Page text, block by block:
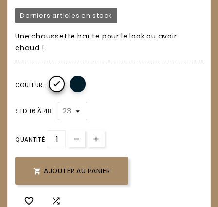
Derniers articles en stock
Une chaussette haute pour le look ou avoir
chaud !
COULEUR : 
STD 16 À 48 :
QUANTITÉ
 AJOUTER AU PANIER
 